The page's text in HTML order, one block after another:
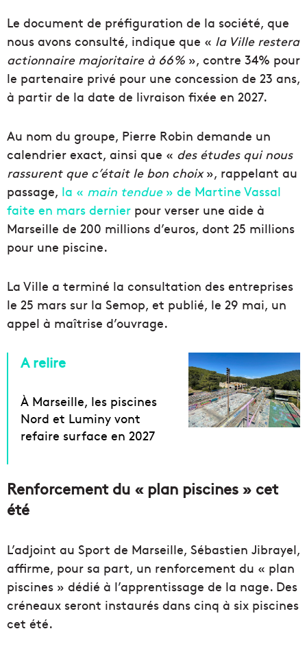
Le document de préfiguration de la société, que
nous avons consulté, indique que « la Ville restera
actionnaire majoritaire à 66% », contre 34% pour
le partenaire privé pour une concession de 23 ans,
à partir de la date de livraison fixée en 2027.
Au nom du groupe, Pierre Robin demande un
calendrier exact, ainsi que « des études qui nous
rassurent que c’était le bon choix», rappelant au
passage, la « main tendue» de Martine Vassal
faite en mars dernier pour verser une aide à
Marseille de 200 millions d’euros, dont 25 millions
pour une piscine.
La Ville a terminé la consultation des entreprises
le 25 mars sur la Semop, et publié, le 29 mai, un
appel à maîtrise d’ouvrage.
A relire
À Marseille, les piscines
Nord et Luminy vont
refaire surface en 2027
Renforcement du « plan piscines » cet
été
L’adjoint au Sport de Marseille, Sébastien Jibrayel,
affirme, pour sa part, un renforcement du « plan
piscines » dédié à l’apprentissage de la nage. Des
créneaux seront instaurés dans cinq à six piscines
cet été.